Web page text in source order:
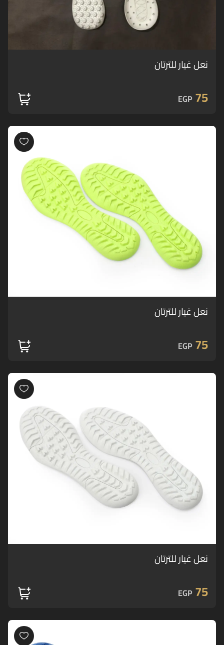
نعل غيار للترتان
75
EGP
نعل غيار للترتان
75
EGP
نعل غيار للترتان
75
EGP